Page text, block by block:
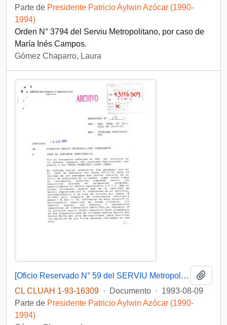
Parte de Presidente Patricio Aylwin Azócar (1990-
1994)
Orden N° 3794 del Serviu Metropolitano, por caso de
María Inés Campos.
Gómez Chaparro, Laura
[Oficio Reservado N° 59 del SERVIU Metropolitano]
CL CLUAH 1-93-16309 · Documento · 1993-08-09
Parte de Presidente Patricio Aylwin Azócar (1990-
1994)